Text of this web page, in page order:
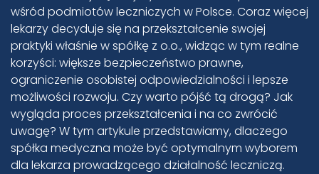
wśród podmiotów leczniczych w Polsce. Coraz więcej
lekarzy decyduje się na przekształcenie swojej
praktyki właśnie w spółkę z o.o., widząc w tym realne
korzyści: większe bezpieczeństwo prawne,
ograniczenie osobistej odpowiedzialności i lepsze
możliwości rozwoju. Czy warto pójść tą drogą? Jak
wygląda proces przekształcenia i na co zwrócić
uwagę? W tym artykule przedstawiamy, dlaczego
spółka medyczna może być optymalnym wyborem
dla lekarza prowadzącego działalność leczniczą.